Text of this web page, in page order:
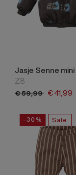
Jasje Senne mini
Z8
€59,99 €41,99
-30% Sale